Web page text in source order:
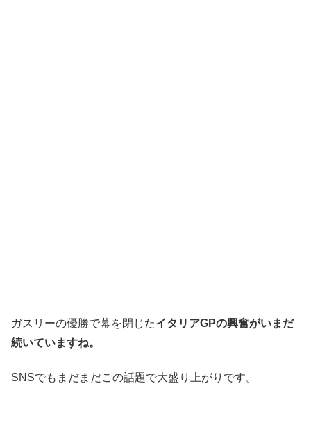
ガスリーの優勝で幕を閉じたイタリアGPの興奮がいまだ
続いていますね。
SNSでもまだまだこの話題で大盛り上がりです。